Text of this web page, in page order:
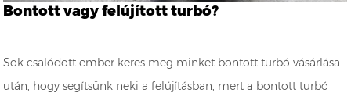
Bontott vagy felújított turbó?
Sok csalódott ember keres meg minket bontott turbó vásárlása
után, hogy segítsünk neki a felújításban, mert a bontott turbó